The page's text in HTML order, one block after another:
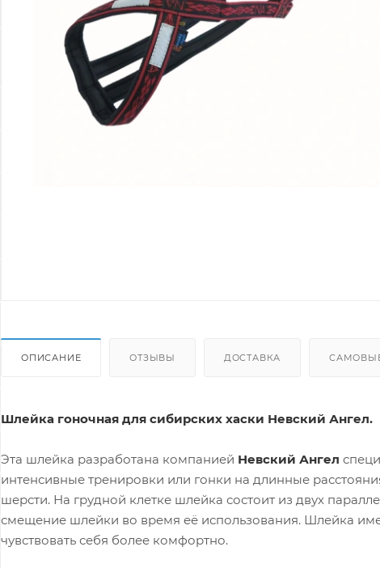
ОПИСАНИЕ ОТЗЫВЫ ДОСТАВКА
Шлейка гоночная для сибирских хаски Невский Ангел.
Эта шлейка разработана компанией Невский Ангел
интенсивные тренировки или гонки на длинные
шерсти. На грудной клетке шлейка состоит из двух
смещение шлейки во время её использования. Шлейка
чувствовать себя более комфортно.